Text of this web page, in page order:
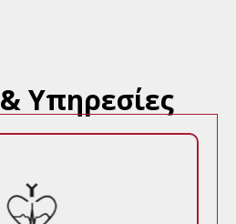
Υπηρεσίες